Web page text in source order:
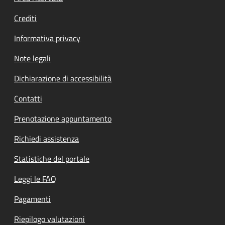
Crediti
Informativa privacy
Note legali
Dichiarazione di accessibilità
Contatti
Prenotazione appuntamento
Richiedi assistenza
Statistiche del portale
Leggi le FAQ
Pagamenti
Riepilogo valutazioni